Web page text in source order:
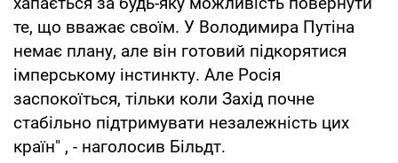
те, що вважає своїм. У Володимира Путіна
немає плану, але він готовий підкорятися
імперському інстинкту. Але Росія
заспокоїться, тільки коли Захід почне
стабільно підтримувати незалежність цих
країн" , - наголосив Більдт.